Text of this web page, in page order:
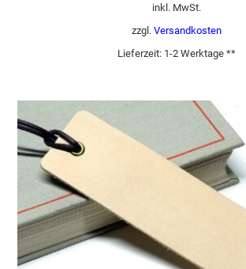
inkl. MwSt.
zzgl. Versandkosten
Lieferzeit: 1-2 Werktage **